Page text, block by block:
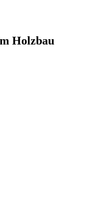
Holzbau